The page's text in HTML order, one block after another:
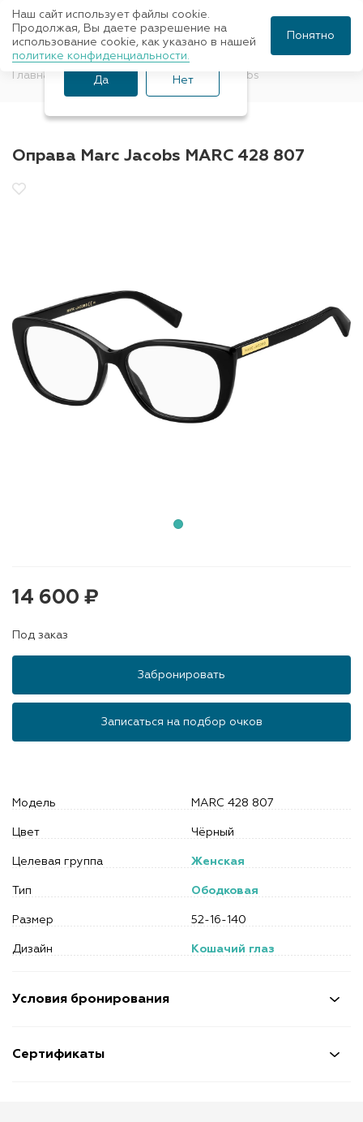
Главная Оправы для очков Marc Jacobs
Оправа Marc Jacobs MARC 428 807
Условия бронирования
Сертификаты
14 600 ₽
Под заказ
Забронировать
Записаться на подбор очков
Модель MARC 428 807
Цвет Чёрный
Целевая группа Женская
Тип Ободковая
Размер 52-16-140
Дизайн Кошачий глаз
Ваш город Санкт-
Петербург?
Да Нет
Наш сайт использует файлы cookie.
Продолжая, Вы даете разрешение на
использование cookie, как указано в нашей
политике конфиденциальности.
Понятно